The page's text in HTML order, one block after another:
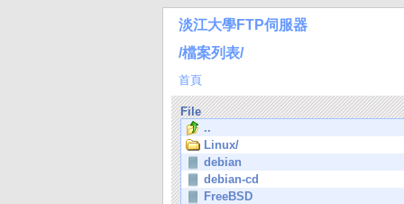
淡江大學FTP伺服器
/檔案列表/
首頁
File
..
Linux/
debian
debian-cd
FreeBSD